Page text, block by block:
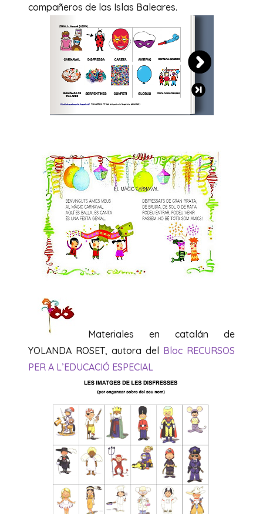
compañeros de las Islas Baleares.
Materiales en catalán de
YOLANDA ROSET, autora del Bloc RECURSOS
PER A L’EDUCACIÓ ESPECIAL